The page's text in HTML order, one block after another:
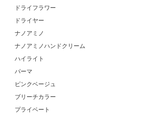
ドライフラワー
ドライヤー
ナノアミノ
ナノアミノハンドクリーム
ハイライト
パーマ
ピンクベージュ
ブリーチカラー
プライベート